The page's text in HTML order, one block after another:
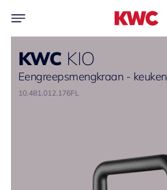
KWC KIO
Eengreepsmengkraan - keuken
10.481.012.176FL